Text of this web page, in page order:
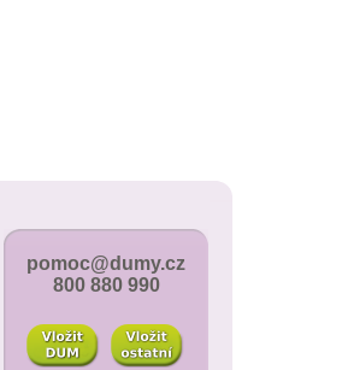
pomoc@dumy.cz
800 880 990